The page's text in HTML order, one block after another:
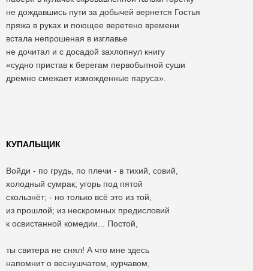
не дождавшись пути за добычей вернется Гостья
пряжа в руках и поющее веретено времени
встала непрошеная в изглавье
не дочитал и с досадой захлопнул книгу
«судно пристав к берегам первобытной суши
дремно смежает изможденные паруса».
КУПАЛЬЩИК
Войди - по грудь, по плечи - в тихий, совий,
холодный сумрак; угорь под пятой
скользнёт; - но только всё это из той,
из прошлой; из нескромных предисловий
к освистанной комедии... Постой,
ты свитера не снял! А что мне здесь
напомнит о веснушчатом, курчавом,